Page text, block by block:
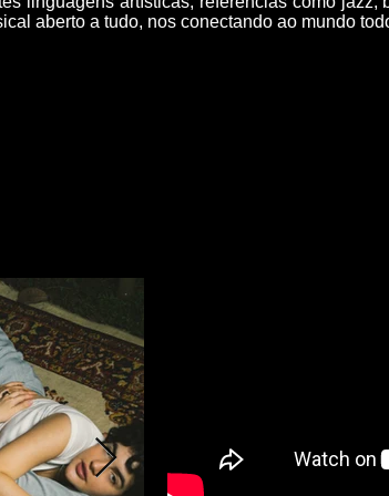
aberto a tudo, nos conectando ao mundo